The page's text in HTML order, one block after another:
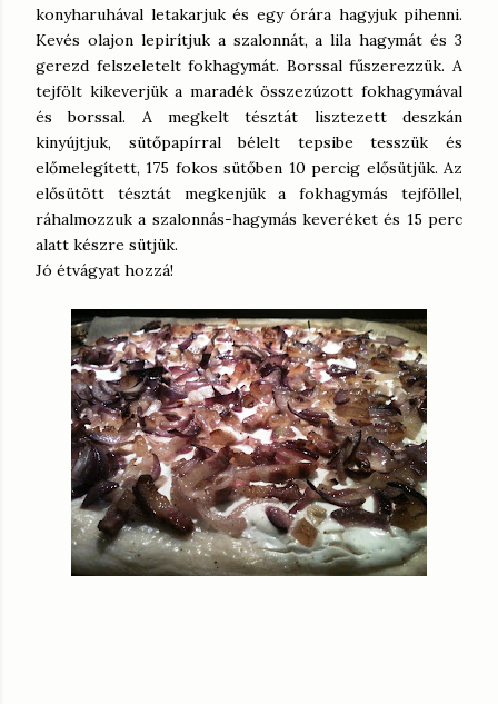
konyharuhával letakarjuk és egy órára hagyjuk pihenni.
Kevés olajon lepirítjuk a szalonnát, a lila hagymát és 3
gerezd felszeletelt fokhagymát. Borssal fűszerezzük. A
tejfölt kikeverjük a maradék összezúzott fokhagymával
és borssal. A megkelt tésztát lisztezett deszkán
kinyújtjuk, sütőpapírral bélelt tepsibe tesszük és
előmelegített, 175 fokos sütőben 10 percig elősütjük. Az
elősütött tésztát megkenjük a fokhagymás tejföllel,
ráhalmozzuk a szalonnás-hagymás keveréket és 15 perc
alatt készre sütjük.
Jó étvágyat hozzá!